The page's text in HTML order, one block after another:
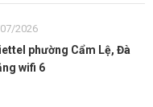
2026
phường Cẩm Lệ, Đà
wifi 6